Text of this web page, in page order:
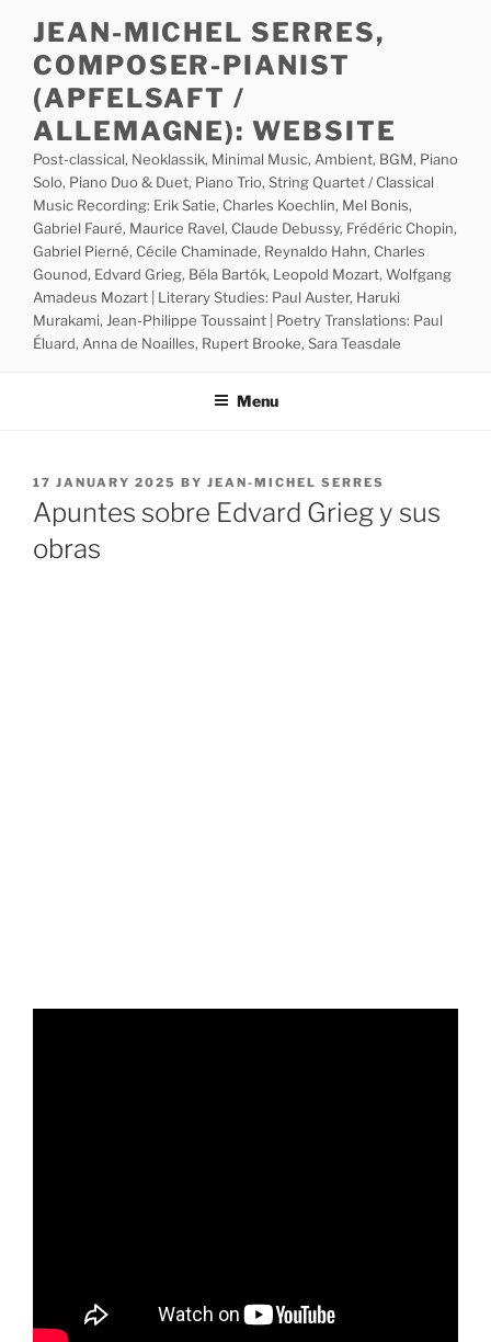
content
JEAN-MICHEL SERRES,
COMPOSER-PIANIST
(APFELSAFT /
ALLEMAGNE): WEBSITE
Post-classical, Neoklassik, Minimal Music, Ambient, BGM, Piano
Solo, Piano Duo & Duet, Piano Trio, String Quartet / Classical
Music Recording: Erik Satie, Charles Koechlin, Mel Bonis,
Gabriel Fauré, Maurice Ravel, Claude Debussy, Frédéric Chopin,
Gabriel Pierné, Cécile Chaminade, Reynaldo Hahn, Charles
Gounod, Edvard Grieg, Béla Bartók, Leopold Mozart, Wolfgang
Amadeus Mozart | Literary Studies: Paul Auster, Haruki
Murakami, Jean-Philippe Toussaint | Poetry Translations: Paul
Éluard, Anna de Noailles, Rupert Brooke, Sara Teasdale
Menu
POSTED
ON
17 JANUARY 2025 BY JEAN-MICHEL SERRES
Apuntes sobre Edvard Grieg y sus
obras